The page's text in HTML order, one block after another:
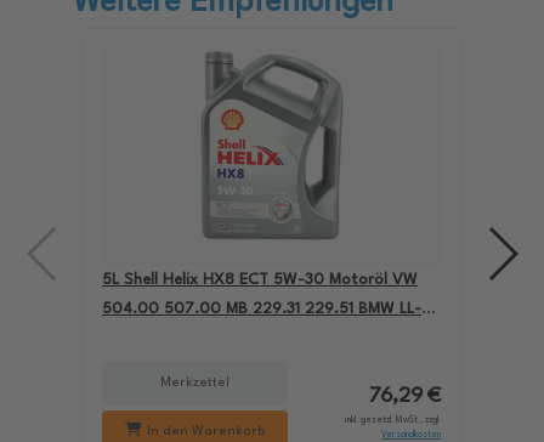
5L Shell Helix HX8 ECT 5W-30 Motoröl VW
504.00 507.00 MB 229.31 229.51 BMW LL-04
Merkzettel
In den Warenkorb
76,29 €
inkl. gesetzl. MwSt., zzgl.
Versandkosten